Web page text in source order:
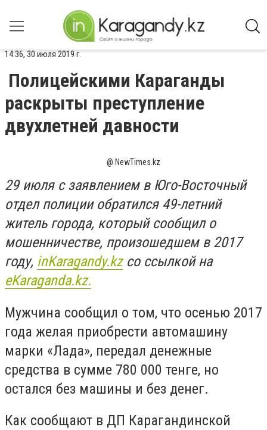
14:36, 30 июля 2019 г.
Полицейскими Караганды
раскрыты преступление
двухлетней давности
@ NewTimes.kz
29 июля с заявлением в Юго-Восточный
отдел полиции обратился 49-летний
житель города, который сообщил о
мошенничестве, произошедшем в 2017
году, inKaragandy.kzсо ссылкой на
еKaraganda.kz.
Мужчина сообщил о том, что осенью 2017
года желая приобрести автомашину
марки «Лада», передал денежные
средства в сумме 780 000 тенге, но
остался без машины и без денег.
Как сообщают в ДП Карагандинской